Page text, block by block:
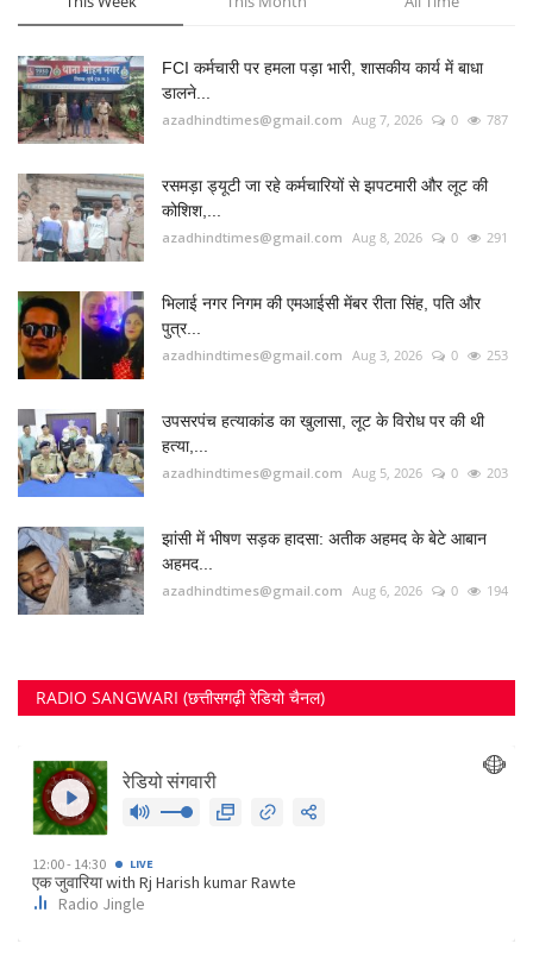
FCI कर्मचारी पर हमला पड़ा भारी, शासकीय कार्य में बाधा
डालने...
azadhindtimes@gmail.com Aug 7, 2026 0 787
रसमड़ा ड्यूटी जा रहे कर्मचारियों से झपटमारी और लूट की
कोशिश,...
azadhindtimes@gmail.com Aug 8, 2026 0 291
भिलाई नगर निगम की एमआईसी मेंबर रीता सिंह, पति और
पुत्र...
azadhindtimes@gmail.com Aug 3, 2026 0 253
उपसरपंच हत्याकांड का खुलासा, लूट के विरोध पर की थी
हत्या,...
azadhindtimes@gmail.com Aug 5, 2026 0 203
झांसी में भीषण सड़क हादसा: अतीक अहमद के बेटे आबान
अहमद...
azadhindtimes@gmail.com Aug 6, 2026 0 194
RADIO SANGWARI (छत्तीसगढ़ी रेडियो चैनल)